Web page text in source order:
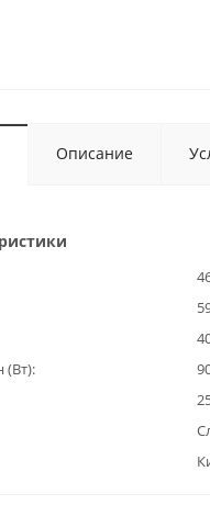
Описание
(Вт)